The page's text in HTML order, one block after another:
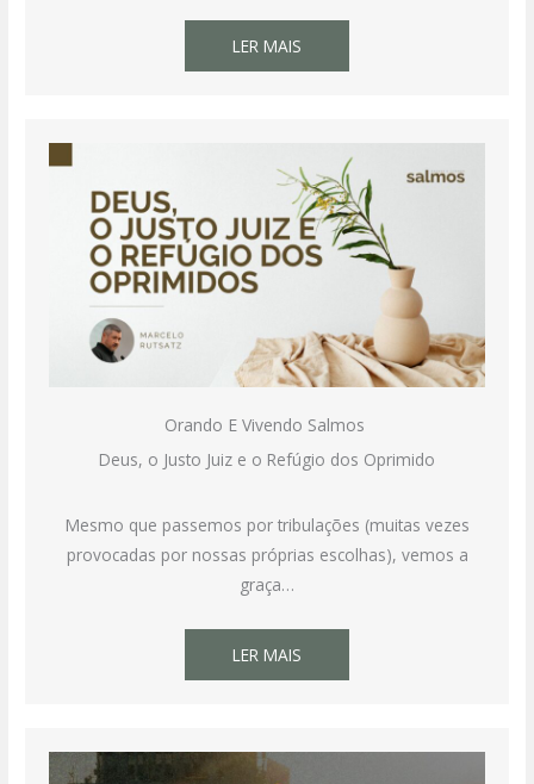
LER MAIS
Orando E Vivendo Salmos
Deus, o Justo Juiz e o Refúgio dos Oprimido
Mesmo que passemos por tribulações (muitas vezes
provocadas por nossas próprias escolhas), vemos a
graça…
LER MAIS